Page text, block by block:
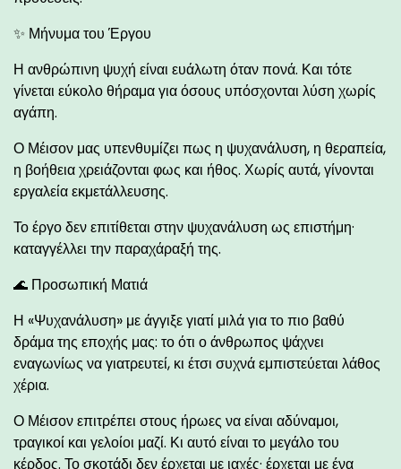
✨ Μήνυμα του Έργου
Η ανθρώπινη ψυχή είναι ευάλωτη όταν πονά. Και τότε
γίνεται εύκολο θήραμα για όσους υπόσχονται λύση χωρίς
αγάπη.
Ο Μέισον μας υπενθυμίζει πως η ψυχανάλυση, η θεραπεία,
η βοήθεια χρειάζονται φως και ήθος. Χωρίς αυτά, γίνονται
εργαλεία εκμετάλλευσης.
Το έργο δεν επιτίθεται στην ψυχανάλυση ως επιστήμη·
καταγγέλλει την παραχάραξή της.
🌊 Προσωπική Ματιά
Η «Ψυχανάλυση» με άγγιξε γιατί μιλά για το πιο βαθύ
δράμα της εποχής μας: το ότι ο άνθρωπος ψάχνει
εναγωνίως να γιατρευτεί, κι έτσι συχνά εμπιστεύεται λάθος
χέρια.
Ο Μέισον επιτρέπει στους ήρωες να είναι αδύναμοι,
τραγικοί και γελοίοι μαζί. Κι αυτό είναι το μεγάλο του
κέρδος. Το σκοτάδι δεν έρχεται με ιαχές· έρχεται με ένα